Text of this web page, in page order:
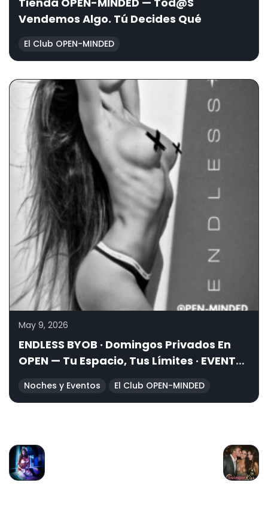
Vendemos Algo. Tú Decides Qué
El Club OPEN-MINDED
May 9, 2026
ENDLESS BYOB · Domingos Privados En
OPEN — Tu Espacio, Tus Límites · EVENTO
Noches y Eventos El Club OPEN-MINDED